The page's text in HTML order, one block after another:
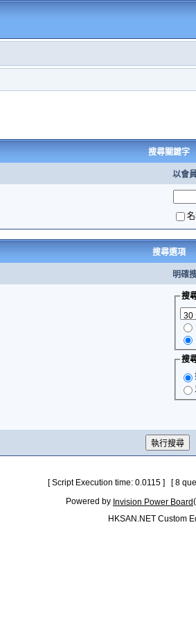
搜尋關鍵字
以會
搜尋選項
明確
搜
搜
[ Script Execution time: 0.0115 ] [ 8
Powered by Invision Power Board
HKSAN.NET Custom